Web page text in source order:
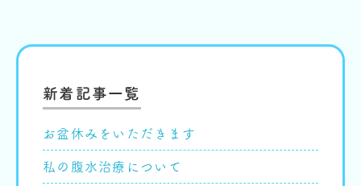
新着記事一覧
お盆休みをいただきます
私の腹水治療について